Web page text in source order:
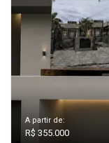
A partir de:
R$ 355.000